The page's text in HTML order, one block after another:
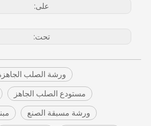
على:
تحت:
ورشة الصلب
مستودع الصلب الجاهز
ورشة مسبقة الصنع